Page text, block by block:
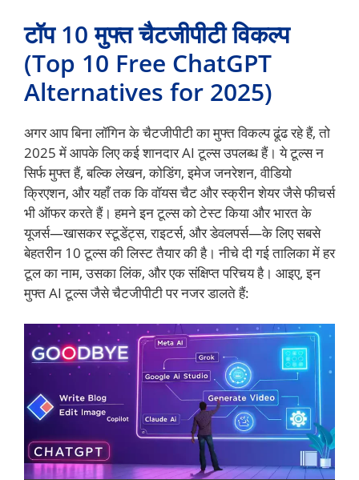
टॉप 10 मुफ्त चैटजीपीटी विकल्प
(Top 10 Free ChatGPT
Alternatives for 2025)
अगर आप बिना लॉगिन के चैटजीपीटी का मुफ्त विकल्प ढूंढ रहे हैं, तो
2025 में आपके लिए कई शानदार AI टूल्स उपलब्ध हैं। ये टूल्स न
सिर्फ मुफ्त हैं, बल्कि लेखन, कोडिंग, इमेज जनरेशन, वीडियो
क्रिएशन, और यहाँ तक कि वॉयस चैट और स्क्रीन शेयर जैसे फीचर्स
भी ऑफर करते हैं। हमने इन टूल्स को टेस्ट किया और भारत के
यूजर्स—खासकर स्टूडेंट्स, राइटर्स, और डेवलपर्स—के लिए सबसे
बेहतरीन 10 टूल्स की लिस्ट तैयार की है। नीचे दी गई तालिका में हर
टूल का नाम, उसका लिंक, और एक संक्षिप्त परिचय है। आइए, इन
मुफ्त AI टूल्स जैसे चैटजीपीटी पर नजर डालते हैं: